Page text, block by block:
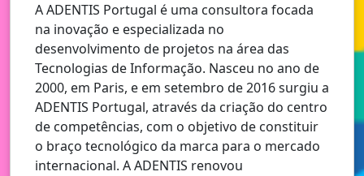
A ADENTIS Portugal é uma consultora focada
na inovação e especializada no
desenvolvimento de projetos na área das
Tecnologias de Informação. Nasceu no ano de
2000, em Paris, e em setembro de 2016 surgiu a
ADENTIS Portugal, através da criação do centro
de competências, com o objetivo de constituir
o braço tecnológico da marca para o mercado
internacional. A ADENTIS renovou